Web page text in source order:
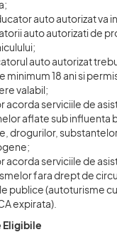
auto autorizat va
auto autorizati de
auto autorizat
minimum 18 ani si
valabil;
acorda serviciile de
aflate sub influenta
drogurilor,
acorda serviciile de
fara drept de
publice (autoturisme cu
expirata).
Eligibile